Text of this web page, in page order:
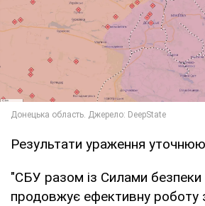
Результати ураження
"СБУ разом із Силами
продовжує ефективну роботу